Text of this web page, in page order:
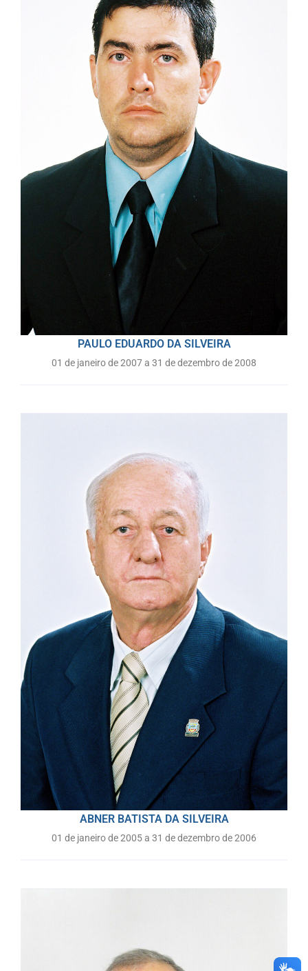
PAULO EDUARDO DA SILVEIRA
01 de janeiro de 2007 a 31 de dezembro de 2008
ABNER BATISTA DA SILVEIRA
01 de janeiro de 2005 a 31 de dezembro de 2006